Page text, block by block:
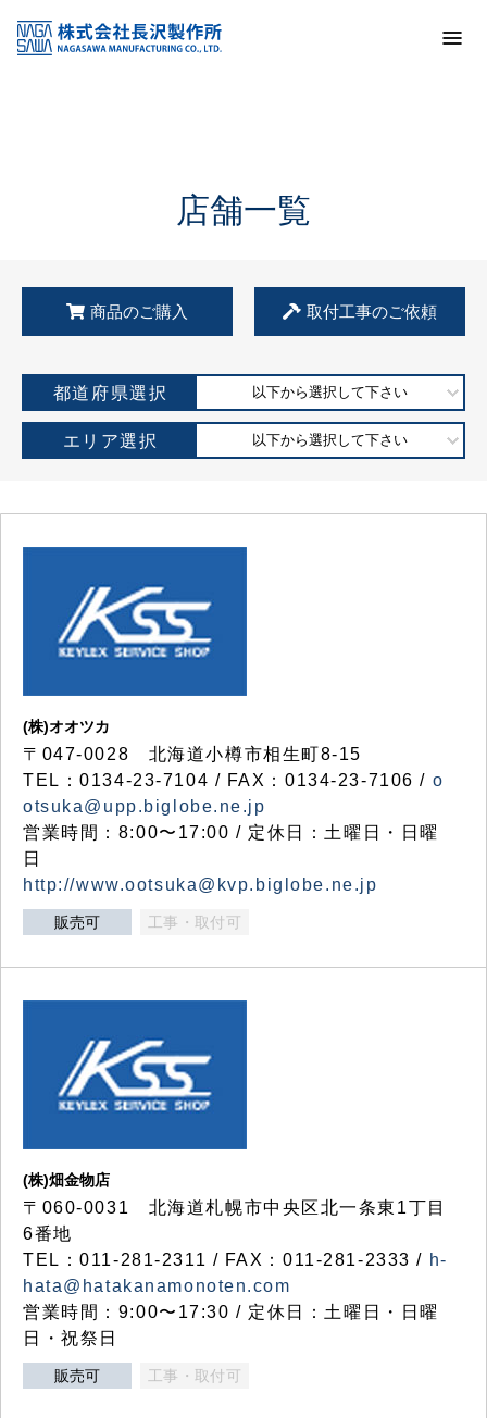
KSS加盟店・取扱店情報
店舗一覧
店舗一覧
商品のご購入 取付工事のご依頼
都道府県選択 以下から選択して下さい
エリア選択 以下から選択して下さい
(株)オオツカ
〒047-0028 北海道小樽市相生町8-15
TEL：0134-23-7104 / FAX：0134-23-7106 / o
otsuka@upp.biglobe.ne.jp
営業時間：8:00〜17:00 / 定休日：土曜日・日曜
日
http://www.ootsuka@kvp.biglobe.ne.jp
販売可 工事・取付可
(株)畑金物店
〒060-0031 北海道札幌市中央区北一条東1丁目
6番地
TEL：011-281-2311 / FAX：011-281-2333 / h-
hata@hatakanamonoten.com
営業時間：9:00〜17:30 / 定休日：土曜日・日曜
日・祝祭日
販売可 工事・取付可